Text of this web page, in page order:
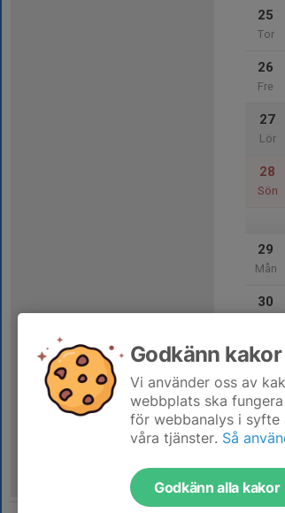
25
Tor
26
Fre
27
Lör
28
Sön
29
Mån
30
31
Godkänn kakor
Vi använder oss av
webbplats ska
för webbanalys i
våra tjänster. Så
Godkänn alla kakor